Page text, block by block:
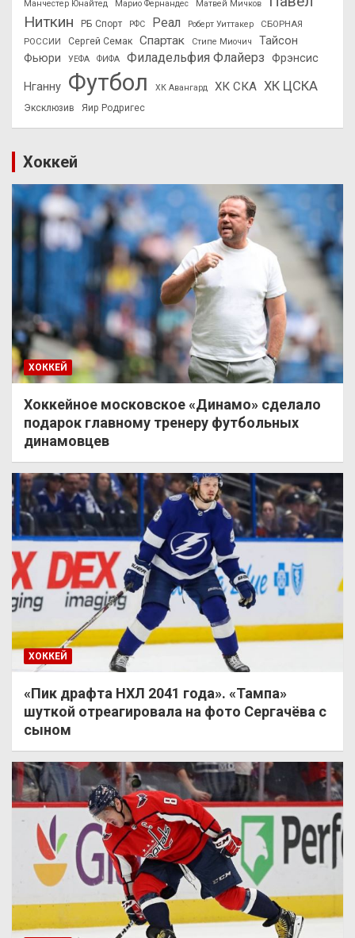
Манчестер Юнайтед Марио Фернандес Матвей Мичков
Ниткин
РБ Спорт РФС Реал Роберт Уиттакер
СБОРНАЯ
РОССИИ
Сергей Семак Спартак Стипе Миочич
Тайсон
Фьюри
УЕФА ФИФА Филадельфия Флайерз Фрэнсис
Нганну Футбол ХК Авангард ХК СКА ХК ЦСКА
Эксклюзив Яир Родригес
Хоккей
ХОККЕЙ
Хоккейное московское «Динамо» сделало
подарок главному тренеру футбольных
динамовцев
ХОККЕЙ
«Пик драфта НХЛ 2041 года». «Тампа»
шуткой отреагировала на фото Сергачёва с
сыном